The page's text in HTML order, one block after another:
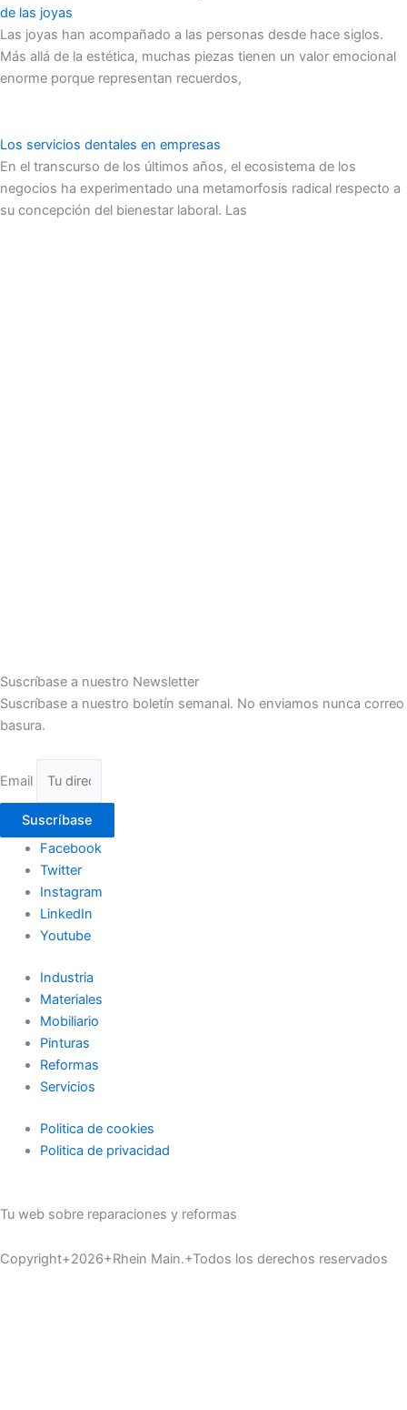
de las joyas
Las joyas han acompañado a las personas desde hace siglos.
Más allá de la estética, muchas piezas tienen un valor emocional
enorme porque representan recuerdos,
Los servicios dentales en empresas
En el transcurso de los últimos años, el ecosistema de los
negocios ha experimentado una metamorfosis radical respecto a
su concepción del bienestar laboral. Las
Suscríbase a nuestro Newsletter
Suscríbase a nuestro boletín semanal. No enviamos nunca correo
basura.
Email
Suscríbase
Facebook
Twitter
Instagram
LinkedIn
Youtube
Industria
Materiales
Mobiliario
Pinturas
Reformas
Servicios
Politica de cookies
Politica de privacidad
Tu web sobre reparaciones y reformas
Copyright+2026+Rhein Main.+Todos los derechos reservados